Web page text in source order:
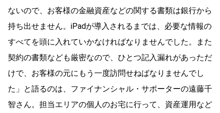
ないので、お客様の金融資産などの関する書類は銀行から
持ち出せません。iPadが導入されるまでは、必要な情報の
すべてを頭に入れていかなければなりませんでした。また
契約の書類なども厳密なので、ひとつ記入漏れがあっただ
けで、お客様の元にもう一度訪問せねばなりませんでし
た」と語るのは、ファイナンシャル・サポーターの遠藤千
智さん。担当エリアの個人のお宅に行って、資産運用など